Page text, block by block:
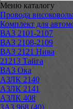
Меню каталогу
Провода
Комплект для
ВАЗ 2101-2107
ВАЗ 2108-2109
ВАЗ 2121 Нива
21213 Тайга
ВАЗ Ока
АЗЛК 2140
АЗЛК 2141
АЗЛК 408
ЗАЗ 968 (40)